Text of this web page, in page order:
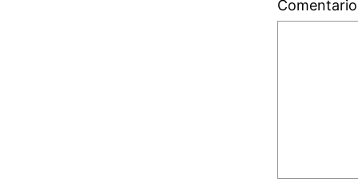
Comentario